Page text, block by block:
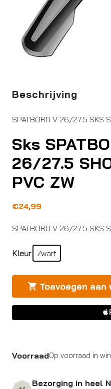
Beschrijving
SPATBORD V 26/27.5 SKS
Sks
26/27.5
PVC ZW
€24,99
SPATBORD V 26/27.5 SKS
Kleur Zwart
Toevoegen aan
VoorraadOp voorraad in
Bezorging in heel